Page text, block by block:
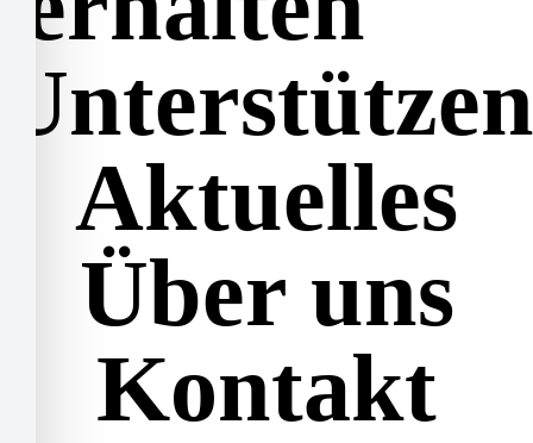
Unterstützen
Aktuelles
Über uns
Kontakt